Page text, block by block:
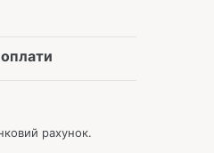
рахунок.